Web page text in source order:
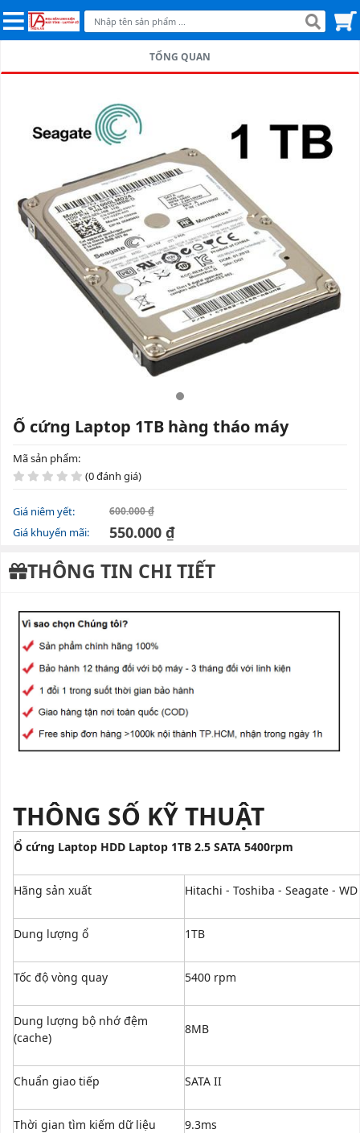
TỔNG QUAN
Ổ cứng Laptop 1TB hàng tháo máy
Mã sản phẩm:
(0 đánh giá)
Giá niêm yết: 600.000 ₫
Giá khuyến mãi: 550.000 ₫
THÔNG TIN CHI TIẾT
THÔNG SỐ KỸ THUẬT
Ổ cứng Laptop HDD Laptop 1TB 2.5 SATA 5400rpm
Hãng sản xuất Hitachi - Toshiba - Seagate - WD
Dung lượng ổ 1TB
Tốc độ vòng quay 5400 rpm
Dung lượng bộ nhớ đệm
(cache)
8MB
Chuẩn giao tiếp SATA II
Thời gian tìm kiếm dữ liệu 9.3ms